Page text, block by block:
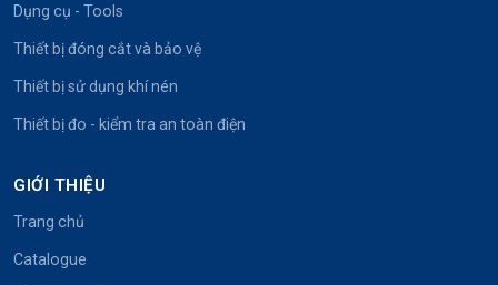
Dụng cụ - Tools
Thiết bị đóng cắt và bảo vệ
Thiết bị sử dụng khí nén
Thiết bị đo - kiểm tra an toàn điện
GIỚI THIỆU
Trang chủ
Catalogue